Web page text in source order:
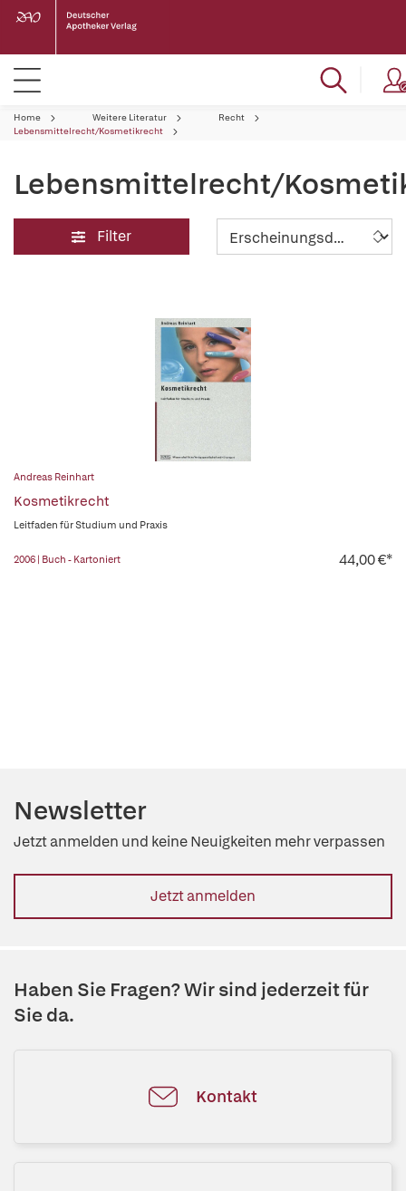
Home Weitere Literatur
Recht
Lebensmittelrecht/Kosmetikrecht
Lebensmittelrecht/
Filter
Andreas Reinhart
Kosmetikrecht
Leitfaden für Studium und Praxis
2006 | Buch - Kartoniert 44,00 €*
Newsletter
Jetzt anmelden und keine Neuigkeiten mehr verpassen
Jetzt anmelden
Haben Sie Fragen? Wir sind jederzeit für
Sie da.
Kontakt